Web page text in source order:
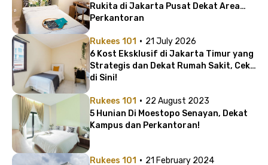
Rukita di Jakarta Pusat Dekat Area
Perkantoran
Rukees 101 · 21 July 2026
6 Kost Eksklusif di Jakarta Timur yang
Strategis dan Dekat Rumah Sakit, Cek
di Sini!
Rukees 101 · 22 August 2023
5 Hunian Di Moestopo Senayan, Dekat
Kampus dan Perkantoran!
Rukees 101 · 21 February 2024